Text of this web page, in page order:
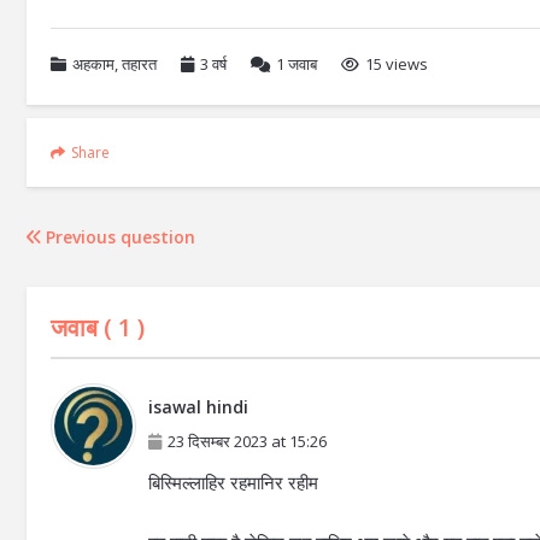
अहकाम,तहारत 3 वर्ष 1 जवाब 15 views
Share
Previous question
जवाब ( 1 )
isawal hindi
23 दिसम्बर 2023 at 15:26
बिस्मिल्लाहिर रहमानिर रहीम